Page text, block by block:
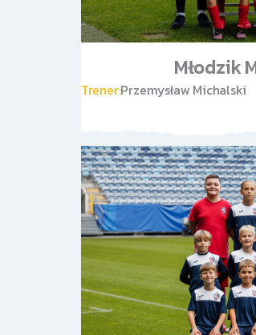
Młodzik
Trener:Przemysław Michalski